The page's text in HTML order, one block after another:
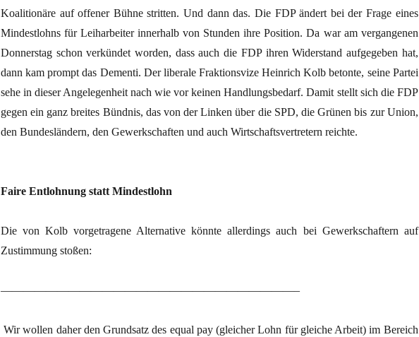
Koalitionäre auf offener Bühne stritten. Und dann das. Die FDP ändert bei der Frage eines
Mindestlohns für Leiharbeiter innerhalb von Stunden ihre Position. Da war am vergangenen
Donnerstag schon verkündet worden, dass auch die FDP ihren Widerstand aufgegeben hat,
dann kam prompt das Dementi. Der liberale Fraktionsvize Heinrich Kolb betonte, seine Partei
sehe in dieser Angelegenheit nach wie vor keinen Handlungsbedarf. Damit stellt sich die FDP
gegen ein ganz breites Bündnis, das von der Linken über die SPD, die Grünen bis zur Union,
den Bundesländern, den Gewerkschaften und auch Wirtschaftsvertretern reichte.
Faire Entlohnung statt Mindestlohn
Die von Kolb vorgetragene Alternative könnte allerdings auch bei Gewerkschaftern auf
Zustimmung stoßen:
——————————————————————————–
Wir wollen daher den Grundsatz des equal pay (gleicher Lohn für gleiche Arbeit) im Bereich